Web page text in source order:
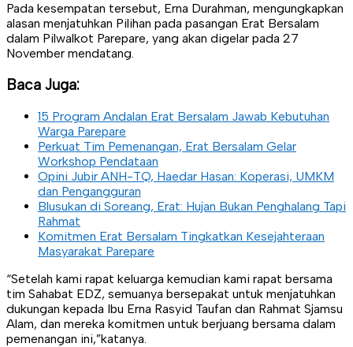
Pada kesempatan tersebut, Erna Durahman, mengungkapkan
alasan menjatuhkan Pilihan pada pasangan Erat Bersalam
dalam Pilwalkot Parepare, yang akan digelar pada 27
November mendatang.
Baca Juga:
15 Program Andalan Erat Bersalam Jawab Kebutuhan
Warga Parepare
Perkuat Tim Pemenangan, Erat Bersalam Gelar
Workshop Pendataan
Opini Jubir ANH-TQ, Haedar Hasan: Koperasi, UMKM
dan Pengangguran
Blusukan di Soreang, Erat: Hujan Bukan Penghalang Tapi
Rahmat
Komitmen Erat Bersalam Tingkatkan Kesejahteraan
Masyarakat Parepare
“Setelah kami rapat keluarga kemudian kami rapat bersama
tim Sahabat EDZ, semuanya bersepakat untuk menjatuhkan
dukungan kepada Ibu Erna Rasyid Taufan dan Rahmat Sjamsu
Alam, dan mereka komitmen untuk berjuang bersama dalam
pemenangan ini,”katanya.